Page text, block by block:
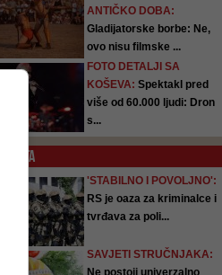
ANTIČKO DOBA:
Gladijatorske borbe: Ne,
ovo nisu filmske ...
FOTO DETALJI SA
KOŠEVA: Spektakl pred
više od 60.000 ljudi: Dron
s...
SATA
'STABILNO I POVOLJNO':
RS je oaza za kriminalce i
tvrđava za poli...
SAVJETI STRUČNJAKA:
Ne postoji univerzalno